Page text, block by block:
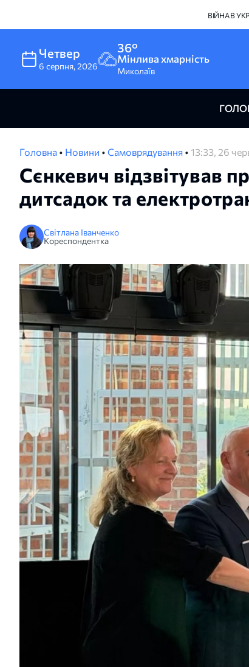
ВІЙНА В
Четвер
6 серпня,2026
36°
Мінлива хмарність
Миколаїв
Головна • Новини • Самоврядування • 13:33, 26
Сєнкевич відзвітував
дитсадок та
Світлана Іванченко
Кореспондентка